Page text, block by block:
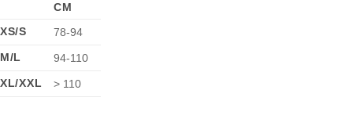
CM
XS/S
78-94
M/L
94-110
XL/XXL
> 110